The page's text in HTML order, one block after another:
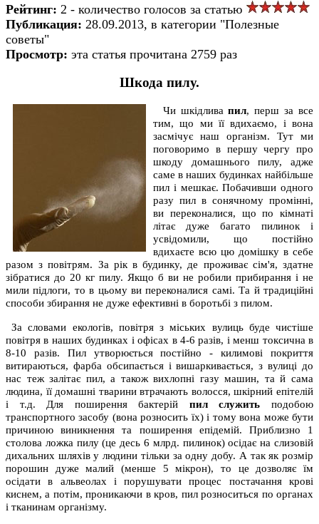
Рейтинг: 2 - количество голосов за статью
Публикация: 28.09.2013, в категории "Полезные
советы"
Просмотр: эта статья прочитана 2759 раз
Шкода пилу.
Чи шкідливапил, перш за все
тим, що ми її вдихаємо, і вона
засмічує наш організм. Тут ми
поговоримо в першу чергу про
шкоду домашнього пилу, адже
саме в наших будинках найбільше
пил і мешкає. Побачивши одного
разу пил в сонячному промінні,
ви переконалися, що по кімнаті
літає дуже багато пилинок і
усвідомили, що постійно
вдихаєте всю цю домішку в себе
разом з повітрям. За рік в будинку, де проживає сім'я, здатне
зібратися до 20 кг пилу. Якщо б ви не робили прибирання і не
мили підлоги, то в цьому ви переконалися самі. Та й традиційні
способи збирання не дуже ефективні в боротьбі з пилом.
За словами екологів, повітря з міських вулиць буде чистіше
повітря в наших будинках і офісах в 4-6 разів, і менш токсична в
8-10 разів. Пил утворюється постійно - килимові покриття
витираються, фарба обсипається і вишаркивається, з вулиці до
нас теж залітає пил, а також вихлопні газу машин, та й сама
людина, її домашні тварини втрачають волосся, шкірний епітелій
і т.д. Для поширення бактерій пил служить подобою
транспортного засобу (вона розносить їх) і тому вона може бути
причиною виникнення та поширення епідемій. Приблизно 1
столова ложка пилу (це десь 6 млрд. пилинок) осідає на слизовій
дихальних шляхів у людини тільки за одну добу. А так як розмір
порошин дуже малий (менше 5 мікрон), то це дозволяє їм
осідати в альвеолах і порушувати процес постачання крові
киснем, а потім, проникаючи в кров, пил розноситься по органах
і тканинам організму.